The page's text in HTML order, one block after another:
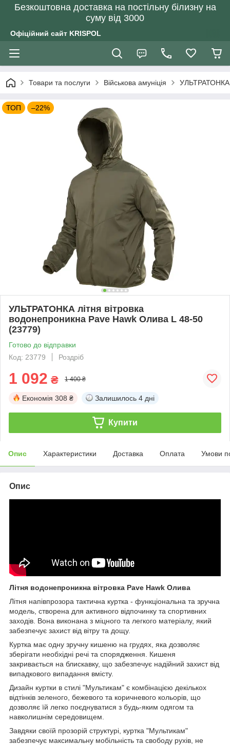
Безкоштовна доставка на постільну білизну на
суму від 3000
Офіційний сайт KRISPOL
Товари та послуги Військова амуніція УЛЬТРАТОНКА
ТОП –22%
УЛЬТРАТОНКА літня вітровка
водонепроникна Pave Hawk Олива L 48-50
(23779)
Готово до відправки
Код: 23779
Роздріб
1 092 ₴ 1 400 ₴
Економія 308 ₴ Залишилось 4 дні
Купити
Опис Характеристики Доставка Оплата Умови
Опис
Літня водонепроникна вітровка Pave Hawk Олива
Літня напівпрозора тактична куртка - функціональна та зручна
модель, створена для активного відпочинку та спортивних
заходів. Вона виконана з міцного та легкого матеріалу, який
забезпечує захист від вітру та дощу.
Куртка має одну зручну кишеню на грудях, яка дозволяє
зберігати необхідні речі та спорядження. Кишеня
закривається на блискавку, що забезпечує надійний захист від
випадкового випадання вмісту.
Дизайн куртки в стилі "Мультикам" є комбінацією декількох
відтінків зеленого, бежевого та коричневого кольорів, що
дозволяє їй легко поєднуватися з будь-яким одягом та
навколишнім середовищем.
Завдяки своїй прозорій структурі, куртка "Мультикам"
забезпечує максимальну мобільність та свободу рухів, не